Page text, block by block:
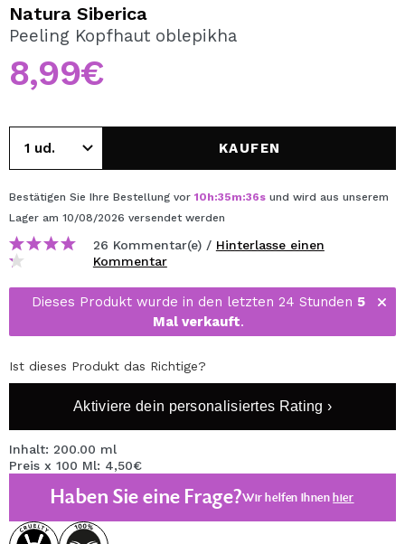
REGISTRIEREN
Durch die Erstellung eines Kontos bei Maquillalia.de
können Sie Ihre Einkäufe schnell tätigen, den Status Ihrer
Natura Siberica
Peeling Kopfhaut oblepikha
8,99€
KAUFEN
Bestätigen Sie Ihre Bestellung vor 10h:35m:36s und wird aus unserem
Lager am 10/08/2026 versendet werden
26 Kommentar(e) / Hinterlasse einen
Kommentar
Dieses Produkt wurde in den letzten 24 Stunden 5
Mal verkauft.
Ist dieses Produkt das Richtige?
Aktiviere dein personalisiertes Rating ›
Inhalt: 200.00 ml
Preis x 100 Ml: 4,50€
Haben Sie eine Frage?Wir helfen Ihnenhier